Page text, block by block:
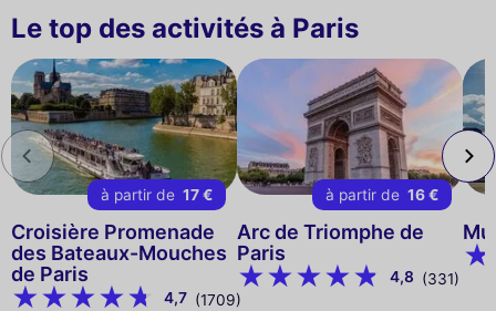
Le top des activités à Paris
à partir de 17 €
Croisière Promenade
des Bateaux-Mouches
de Paris
4,7 (1709)
à partir de 16 €
Arc de Triomphe de
Paris
4,8 (331)